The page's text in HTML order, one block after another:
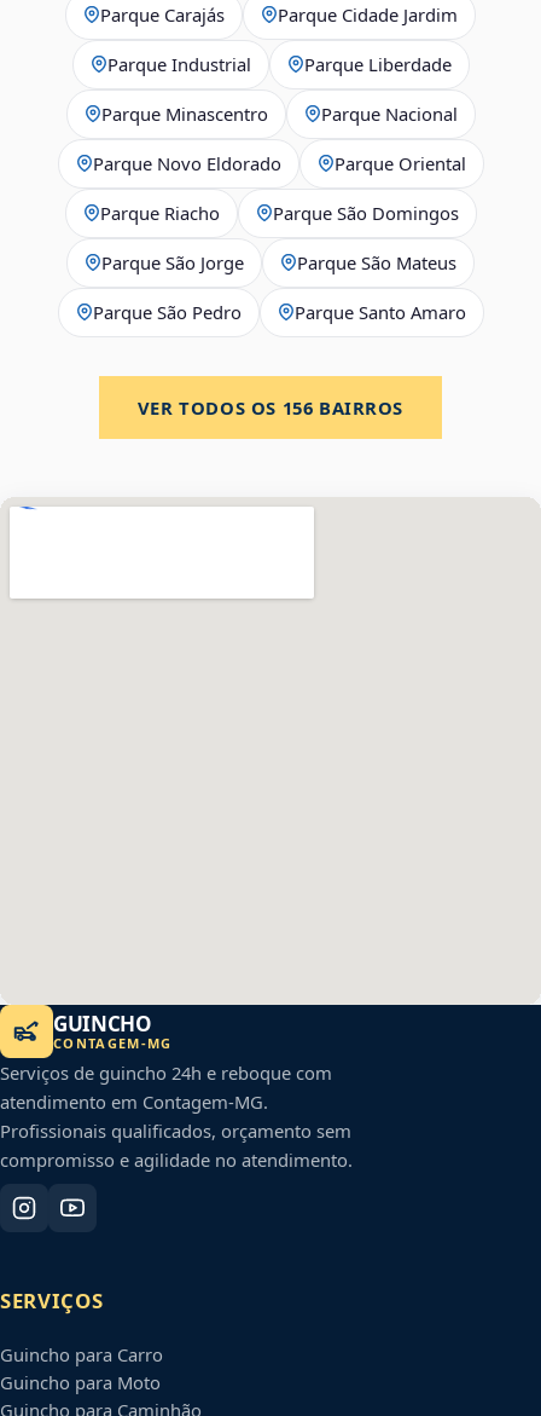
Parque Carajás Parque Cidade Jardim
Parque Industrial Parque Liberdade
Parque Minascentro Parque Nacional
Parque Novo Eldorado Parque Oriental
Parque Riacho Parque São Domingos
Parque São Jorge Parque São Mateus
Parque São Pedro Parque Santo Amaro
VER TODOS OS 156 BAIRROS
GUINCHO
CONTAGEM-MG
Serviços de guincho 24h e reboque com
atendimento em Contagem-MG.
Profissionais qualificados, orçamento sem
compromisso e agilidade no atendimento.
SERVIÇOS
Guincho para Carro
Guincho para Moto
Guincho para Caminhão